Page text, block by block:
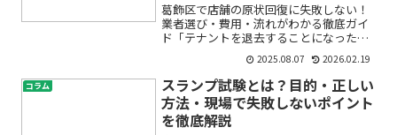
葛飾区で店舗の原状回復に失敗しない！
業者選び・費用・流れがわかる徹底ガイ
ド「テナントを退去することになったけ
ど、原状回復って何から始めたらいい
の？」「費用はどれくらいかかるの？本
当に信頼できる業者にお願いしたい」
——葛飾区で店舗やテナントの...
2025.08.07 2026.02.19
コラム
スランプ試験とは？目的・正しい
方法・現場で失敗しないポイント
を徹底解説